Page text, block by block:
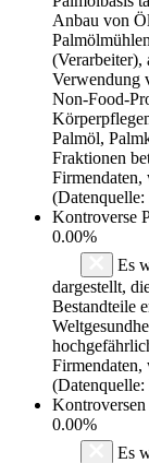
Anbau von
(Verarbeiter),
Verwendung
Non-Food-
Palmöl,
Fraktionen
Firmendaten,
Kontroverse
0.00%
Es
dargestellt,
Bestandteile
Firmendaten,
0.00%
Es